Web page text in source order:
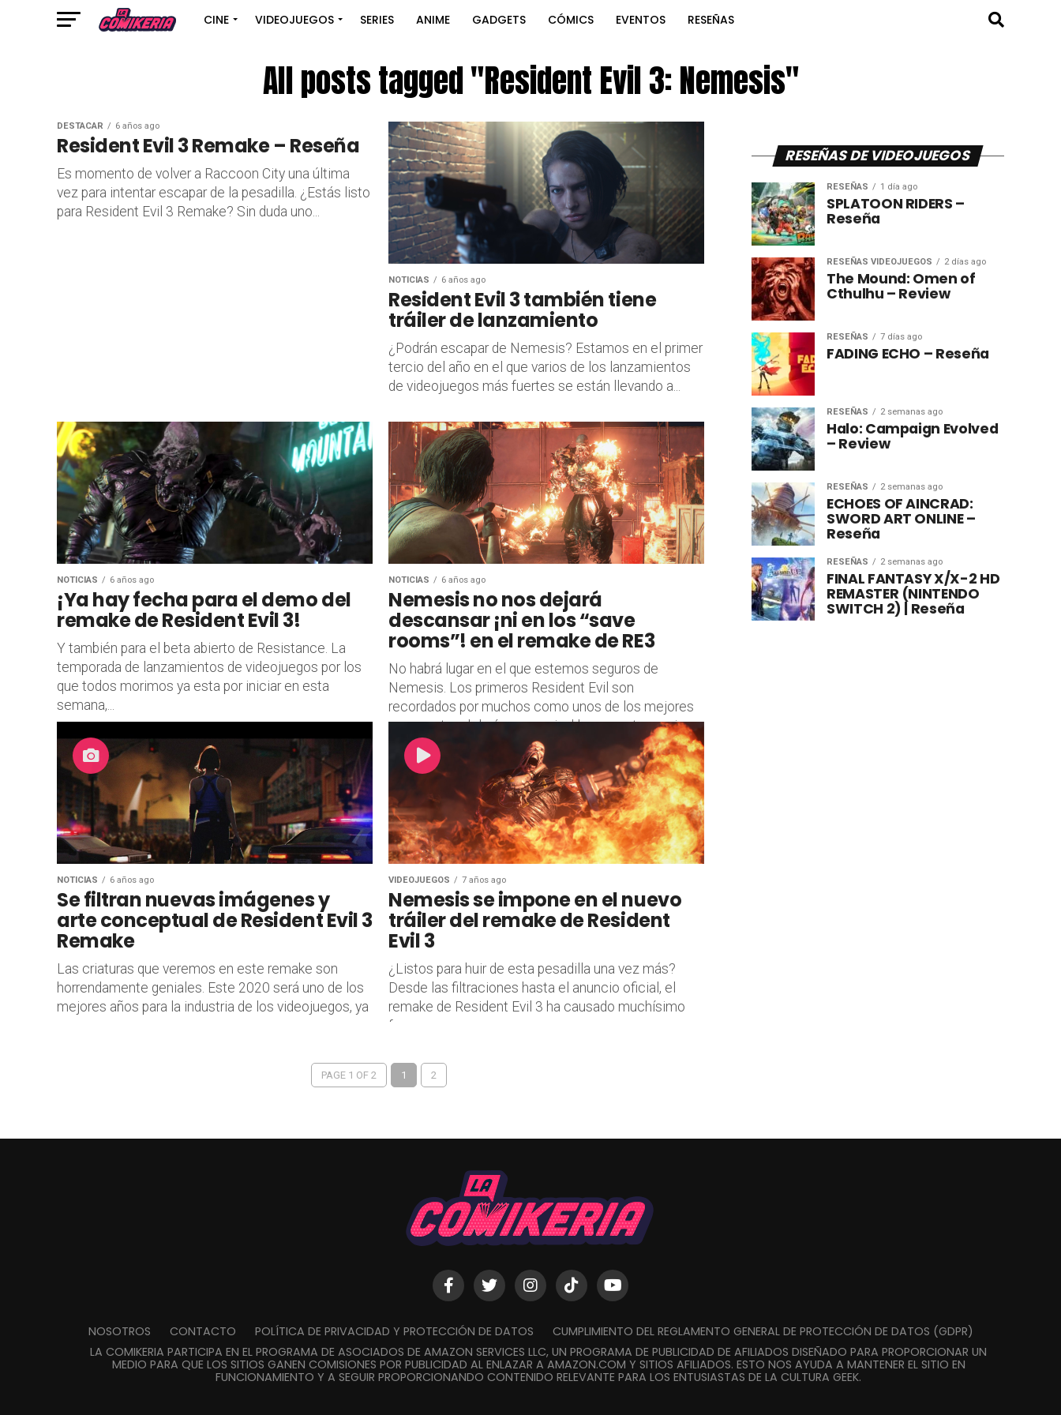
CINE VIDEOJUEGOS SERIES ANIME GADGETS CÓMICS EVENTOS RESEÑAS
All posts tagged "Resident Evil 3: Nemesis"
DESTACAR 6 años ago
Resident Evil 3 Remake – Reseña
Es momento de volver a Raccoon City una última
vez para intentar escapar de la pesadilla. ¿Estás listo
para Resident Evil 3 Remake? Sin duda uno...
NOTICIAS 6 años ago
Resident Evil 3 también tiene
tráiler de lanzamiento
¿Podrán escapar de Nemesis? Estamos en el primer
tercio del año en el que varios de los lanzamientos
de videojuegos más fuertes se están llevando a...
NOTICIAS 6 años ago
¡Ya hay fecha para el demo del
remake de Resident Evil 3!
Y también para el beta abierto de Resistance. La
temporada de lanzamientos de videojuegos por los
que todos morimos ya esta por iniciar en esta
semana,...
NOTICIAS 6 años ago
Nemesis no nos dejará
descansar ¡ni en los “save
rooms”! en el remake de RE3
No habrá lugar en el que estemos seguros de
Nemesis. Los primeros Resident Evil son
recordados por muchos como unos de los mejores
exponentes del género survival-horror, esto gracias...
NOTICIAS 6 años ago
Se filtran nuevas imágenes y
arte conceptual de Resident Evil 3
Remake
Las criaturas que veremos en este remake son
horrendamente geniales. Este 2020 será uno de los
mejores años para la industria de los videojuegos, ya
VIDEOJUEGOS 7 años ago
Nemesis se impone en el nuevo
tráiler del remake de Resident
Evil 3
¿Listos para huir de esta pesadilla una vez más?
Desde las filtraciones hasta el anuncio oficial, el
remake de Resident Evil 3 ha causado muchísimo
furor,...
PAGE 1 OF 2 1 2
RESEÑAS DE VIDEOJUEGOS
RESEÑAS 1 día ago
SPLATOON RIDERS –
Reseña
RESEÑAS VIDEOJUEGOS 2 días ago
The Mound: Omen of
Cthulhu – Review
RESEÑAS 7 días ago
FADING ECHO – Reseña
RESEÑAS 2 semanas ago
Halo: Campaign Evolved
– Review
RESEÑAS 2 semanas ago
ECHOES OF AINCRAD:
SWORD ART ONLINE –
Reseña
RESEÑAS 2 semanas ago
FINAL FANTASY X/X-2 HD
REMASTER (NINTENDO
SWITCH 2) | Reseña
NOSOTROS CONTACTO POLÍTICA DE PRIVACIDAD Y PROTECCIÓN DE DATOS
CUMPLIMIENTO DEL REGLAMENTO GENERAL DE PROTECCIÓN DE DATOS (GDPR)
LA COMIKERIA PARTICIPA EN EL PROGRAMA DE ASOCIADOS DE AMAZON SERVICES LLC, UN PROGRAMA DE PUBLICIDAD DE AFILIADOS DISEÑADO PARA PROPORCIONAR UN
MEDIO PARA QUE LOS SITIOS GANEN COMISIONES POR PUBLICIDAD AL ENLAZAR A AMAZON.COM Y SITIOS AFILIADOS. ESTO NOS AYUDA A MANTENER EL SITIO EN
FUNCIONAMIENTO Y A SEGUIR PROPORCIONANDO CONTENIDO RELEVANTE PARA LOS ENTUSIASTAS DE LA CULTURA GEEK.